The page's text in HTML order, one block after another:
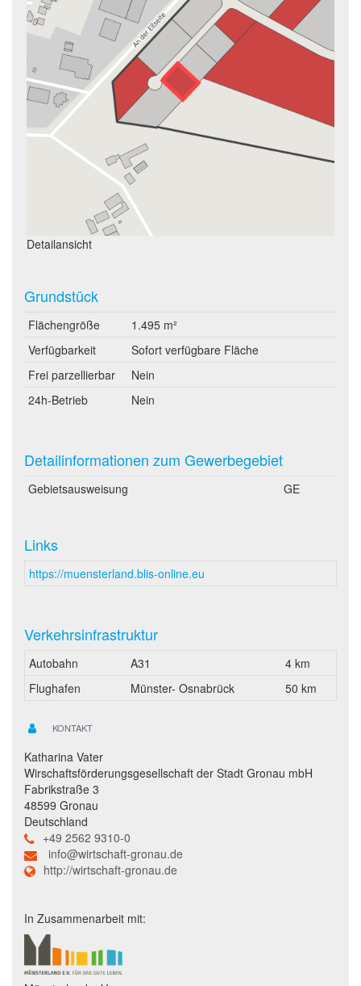
Detailansicht
Grundstück
Flächengröße
1.495 m²
Verfügbarkeit
Sofort verfügbare Fläche
Frei parzellierbar
Nein
24h-Betrieb
Nein
Detailinformationen zum Gewerbegebiet
Gebietsausweisung GE
Links
https://muensterland.blis-online.eu
Verkehrsinfrastruktur
Autobahn A31
4 km
Flughafen
Münster- Osnabrück 50 km
KONTAKT
Katharina Vater
Wirschaftsförderungsgesellschaft der Stadt Gronau mbH
Fabrikstraße 3
48599 Gronau
Deutschland
+49 2562 9310-0
info@wirtschaft-gronau.de
http://wirtschaft-gronau.de
In Zusammenarbeit mit: